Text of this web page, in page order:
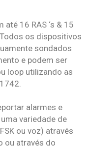
até 16 RAS ‘s & 15
Todos os dispositivos
sondados
e podem ser
loop utilizando as
alarmes e
variedade de
ou voz) através
ou através do